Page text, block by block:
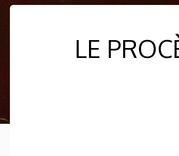
LE